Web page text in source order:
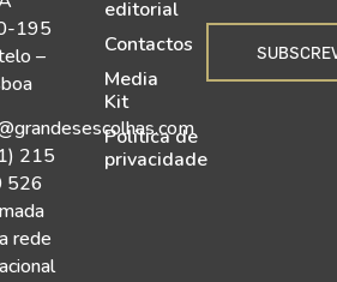
195
–
215
526
rede
editorial
Contactos
Media
Kit
Política de
privacidade